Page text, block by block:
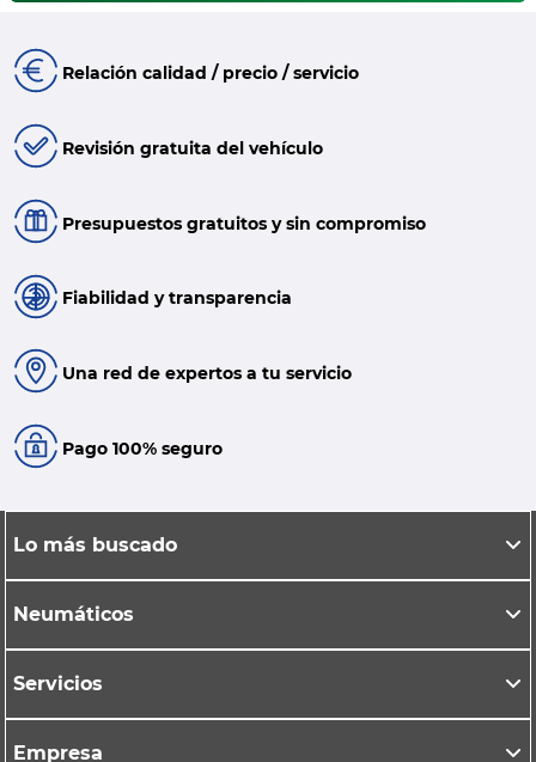
Relación calidad / precio / servicio
Revisión gratuita del vehículo
Presupuestos gratuitos y sin compromiso
Fiabilidad y transparencia
Una red de expertos a tu servicio
Pago 100% seguro
Lo más buscado
Neumáticos
Servicios
Empresa